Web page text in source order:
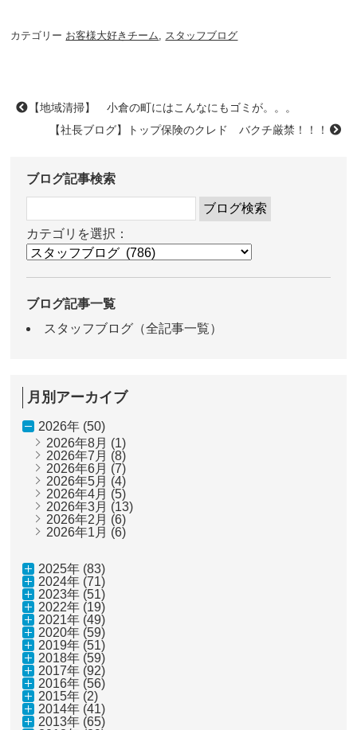
カテゴリー お客様大好きチーム スタッフブログ
【地域清掃】 小倉の町にはこんなにもゴミが。。。
【社長ブログ】トップ保険のクレド バクチ厳禁！！！
ブログ記事検索
カテゴリを選択：
ブログ記事一覧
スタッフブログ（全記事一覧）
月別アーカイブ
2026年 (50)
2026年8月 (1)
2026年7月 (8)
2026年6月 (7)
2026年5月 (4)
2026年4月 (5)
2026年3月 (13)
2026年2月 (6)
2026年1月 (6)
2025年 (83)
2024年 (71)
2023年 (51)
2022年 (19)
2021年 (49)
2020年 (59)
2019年 (51)
2018年 (59)
2017年 (92)
2016年 (56)
2015年 (2)
2014年 (41)
2013年 (65)